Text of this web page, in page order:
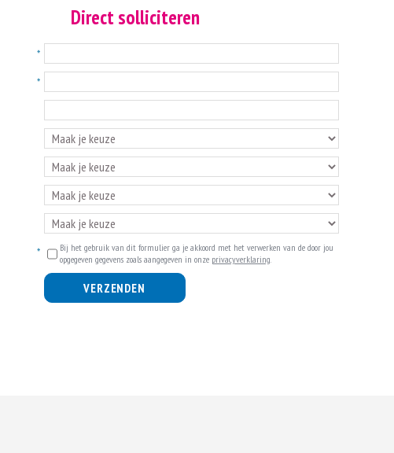
Direct solliciteren
Bij het gebruik van dit formulier ga je akkoord met het verwerken van de door jou
opgegeven gegevens zoals aangegeven in onze privacyverklaring.
VERZENDEN